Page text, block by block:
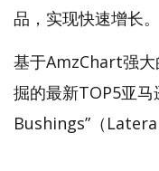
品，实现快速增长。
基于AmzChart强
掘的最新TOP5亚
Bushings”（